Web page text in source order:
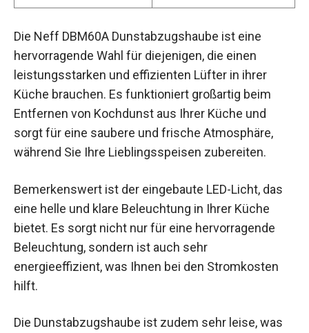
Die Neff DBM60A Dunstabzugshaube ist eine
hervorragende Wahl für diejenigen, die einen
leistungsstarken und effizienten Lüfter in ihrer
Küche brauchen. Es funktioniert großartig beim
Entfernen von Kochdunst aus Ihrer Küche und
sorgt für eine saubere und frische Atmosphäre,
während Sie Ihre Lieblingsspeisen zubereiten.
Bemerkenswert ist der eingebaute LED-Licht, das
eine helle und klare Beleuchtung in Ihrer Küche
bietet. Es sorgt nicht nur für eine hervorragende
Beleuchtung, sondern ist auch sehr
energieeffizient, was Ihnen bei den Stromkosten
hilft.
Die Dunstabzugshaube ist zudem sehr leise, was